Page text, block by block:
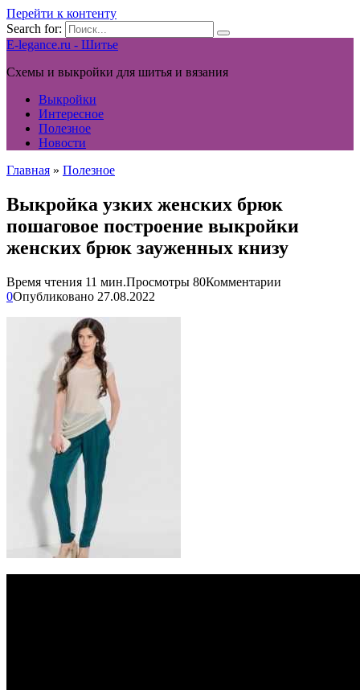
Перейти к контенту
Search for:
E-legance.ru - Шитье
Схемы и выкройки для шитья и вязания
Выкройки
Интересное
Полезное
Новости
Главная » Полезное
Выкройка узких женских брюк
пошаговое построение выкройки
женских брюк зауженных книзу
Время чтения 11 мин.Просмотры 80Комментарии
0Опубликовано 27.08.2022